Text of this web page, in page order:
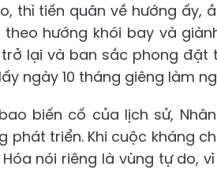
thì tiến quân về hướng ấy,
theo hướng khói bay và
trở lại và ban sắc phong
ngày 10 tháng giêng làm
biến cố của lịch sử,
phát triển. Khi cuộc kháng
nói riêng là vùng tự do,